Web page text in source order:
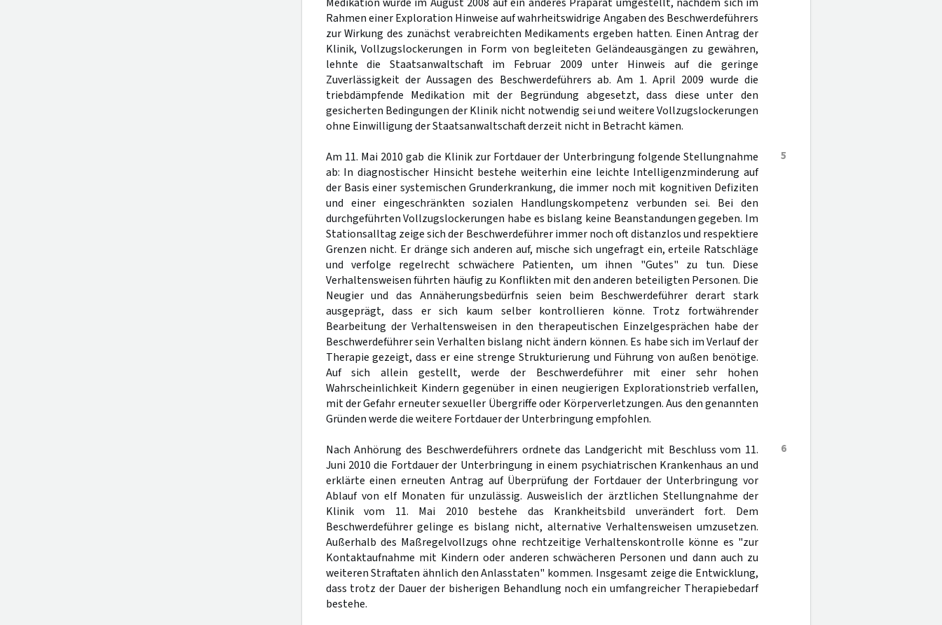
Rahmen einer Exploration Hinweise auf wahrheitswidrige Angaben des Beschwerdeführers
zur Wirkung des zunächst verabreichten Medikaments ergeben hatten. Einen Antrag der
Klinik, Vollzugslockerungen in Form von begleiteten Geländeausgängen zu gewähren,
lehnte die Staatsanwaltschaft im Februar 2009 unter Hinweis auf die geringe
Zuverlässigkeit der Aussagen des Beschwerdeführers ab. Am 1. April 2009 wurde die
triebdämpfende Medikation mit der Begründung abgesetzt, dass diese unter den
gesicherten Bedingungen der Klinik nicht notwendig sei und weitere Vollzugslockerungen
ohne Einwilligung der Staatsanwaltschaft derzeit nicht in Betracht kämen.
5
Am 11. Mai 2010 gab die Klinik zur Fortdauer der Unterbringung folgende Stellungnahme
ab: In diagnostischer Hinsicht bestehe weiterhin eine leichte Intelligenzminderung auf
der Basis einer systemischen Grunderkrankung, die immer noch mit kognitiven Defiziten
und einer eingeschränkten sozialen Handlungskompetenz verbunden sei. Bei den
durchgeführten Vollzugslockerungen habe es bislang keine Beanstandungen gegeben. Im
Stationsalltag zeige sich der Beschwerdeführer immer noch oft distanzlos und respektiere
Grenzen nicht. Er dränge sich anderen auf, mische sich ungefragt ein, erteile Ratschläge
und verfolge regelrecht schwächere Patienten, um ihnen "Gutes" zu tun. Diese
Verhaltensweisen führten häufig zu Konflikten mit den anderen beteiligten Personen. Die
Neugier und das Annäherungsbedürfnis seien beim Beschwerdeführer derart stark
ausgeprägt, dass er sich kaum selber kontrollieren könne. Trotz fortwährender
Bearbeitung der Verhaltensweisen in den therapeutischen Einzelgesprächen habe der
Beschwerdeführer sein Verhalten bislang nicht ändern können. Es habe sich im Verlauf der
Therapie gezeigt, dass er eine strenge Strukturierung und Führung von außen benötige.
Auf sich allein gestellt, werde der Beschwerdeführer mit einer sehr hohen
Wahrscheinlichkeit Kindern gegenüber in einen neugierigen Explorationstrieb verfallen,
mit der Gefahr erneuter sexueller Übergriffe oder Körperverletzungen. Aus den genannten
Gründen werde die weitere Fortdauer der Unterbringung empfohlen.
6
Nach Anhörung des Beschwerdeführers ordnete das Landgericht mit Beschluss vom 11.
Juni 2010 die Fortdauer der Unterbringung in einem psychiatrischen Krankenhaus an und
erklärte einen erneuten Antrag auf Überprüfung der Fortdauer der Unterbringung vor
Ablauf von elf Monaten für unzulässig. Ausweislich der ärztlichen Stellungnahme der
Klinik vom 11. Mai 2010 bestehe das Krankheitsbild unverändert fort. Dem
Beschwerdeführer gelinge es bislang nicht, alternative Verhaltensweisen umzusetzen.
Außerhalb des Maßregelvollzugs ohne rechtzeitige Verhaltenskontrolle könne es "zur
Kontaktaufnahme mit Kindern oder anderen schwächeren Personen und dann auch zu
weiteren Straftaten ähnlich den Anlasstaten" kommen. Insgesamt zeige die Entwicklung,
dass trotz der Dauer der bisherigen Behandlung noch ein umfangreicher Therapiebedarf
bestehe.